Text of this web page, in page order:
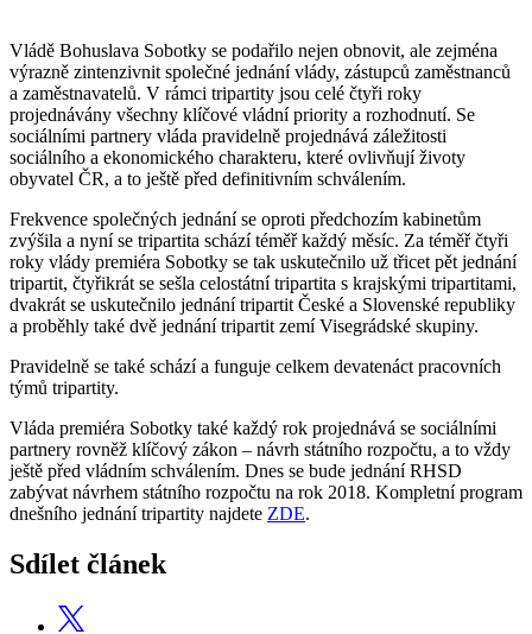
Vládě Bohuslava Sobotky se podařilo nejen obnovit, ale zejména
výrazně zintenzivnit společné jednání vlády, zástupců zaměstnanců
a zaměstnavatelů. V rámci tripartity jsou celé čtyři roky
projednávány všechny klíčové vládní priority a rozhodnutí. Se
sociálními partnery vláda pravidelně projednává záležitosti
sociálního a ekonomického charakteru, které ovlivňují životy
obyvatel ČR, a to ještě před definitivním schválením.
Frekvence společných jednání se oproti předchozím kabinetům
zvýšila a nyní se tripartita schází téměř každý měsíc. Za téměř čtyři
roky vlády premiéra Sobotky se tak uskutečnilo už třicet pět jednání
tripartit, čtyřikrát se sešla celostátní tripartita s krajskými tripartitami,
dvakrát se uskutečnilo jednání tripartit České a Slovenské republiky
a proběhly také dvě jednání tripartit zemí Visegrádské skupiny.
Pravidelně se také schází a funguje celkem devatenáct pracovních
týmů tripartity.
Vláda premiéra Sobotky také každý rok projednává se sociálními
partnery rovněž klíčový zákon – návrh státního rozpočtu, a to vždy
ještě před vládním schválením. Dnes se bude jednání RHSD
zabývat návrhem státního rozpočtu na rok 2018. Kompletní program
dnešního jednání tripartity najdete ZDE.
Sdílet článek